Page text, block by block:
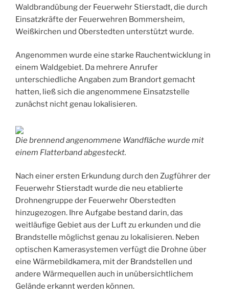
Waldbrandübung der Feuerwehr Stierstadt, die durch
Einsatzkräfte der Feuerwehren Bommersheim,
Weißkirchen und Oberstedten unterstützt wurde.
Angenommen wurde eine starke Rauchentwicklung in
einem Waldgebiet. Da mehrere Anrufer
unterschiedliche Angaben zum Brandort gemacht
hatten, ließ sich die angenommene Einsatzstelle
zunächst nicht genau lokalisieren.
Die brennend angenommene Wandfläche wurde mit
einem Flatterband abgesteckt.
Nach einer ersten Erkundung durch den Zugführer der
Feuerwehr Stierstadt wurde die neu etablierte
Drohnengruppe der Feuerwehr Oberstedten
hinzugezogen. Ihre Aufgabe bestand darin, das
weitläufige Gebiet aus der Luft zu erkunden und die
Brandstelle möglichst genau zu lokalisieren. Neben
optischen Kamerasystemen verfügt die Drohne über
eine Wärmebildkamera, mit der Brandstellen und
andere Wärmequellen auch in unübersichtlichem
Gelände erkannt werden können.